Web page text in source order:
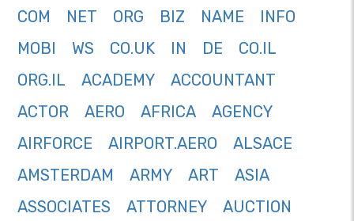
COM NET ORG BIZ NAME
INFO
MOBI
WS CO.UK IN DE
CO.IL
ORG.IL
ACADEMY
ACCOUNTANT
ACTOR
AERO AFRICA
AGENCY
AIRFORCE
AIRPORT.AERO
ALSACE
AMSTERDAM
ARMY ART
ASIA
ASSOCIATES
ATTORNEY
AUCTION